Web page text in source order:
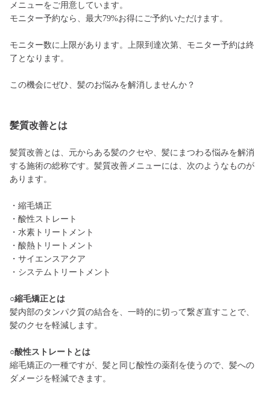
メニューをご用意しています。
モニター予約なら、最大79%お得にご予約いただけます。
モニター数に上限があります。上限到達次第、モニター予約は終
了となります。
この機会にぜひ、髪のお悩みを解消しませんか？
髪質改善とは
髪質改善とは、元からある髪のクセや、髪にまつわる悩みを解消
する施術の総称です。髪質改善メニューには、次のようなものが
あります。
・縮毛矯正
・酸性ストレート
・水素トリートメント
・酸熱トリートメント
・サイエンスアクア
・システムトリートメント
○縮毛矯正とは
髪内部のタンパク質の結合を、一時的に切って繋ぎ直すことで、
髪のクセを軽減します。
○酸性ストレートとは
縮毛矯正の一種ですが、髪と同じ酸性の薬剤を使うので、髪への
ダメージを軽減できます。